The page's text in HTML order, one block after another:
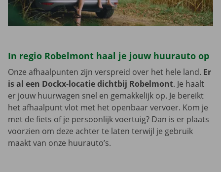
In regio Robelmont haal je jouw huurauto op
Onze afhaalpunten zijn verspreid over het hele land. Er
is al een Dockx-locatie dichtbij Robelmont. Je haalt
er jouw huurwagen snel en gemakkelijk op. Je bereikt
het afhaalpunt vlot met het openbaar vervoer. Kom je
met de fiets of je persoonlijk voertuig? Dan is er plaats
voorzien om deze achter te laten terwijl je gebruik
maakt van onze huurauto’s.